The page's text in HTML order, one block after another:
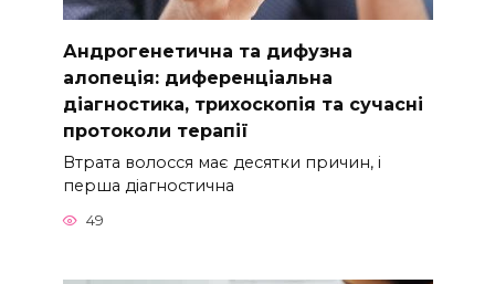
Андрогенетична та дифузна
алопеція: диференціальна
діагностика, трихоскопія та сучасні
протоколи терапії
Втрата волосся має десятки причин, і
перша діагностична
49